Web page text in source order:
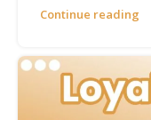
Continue reading